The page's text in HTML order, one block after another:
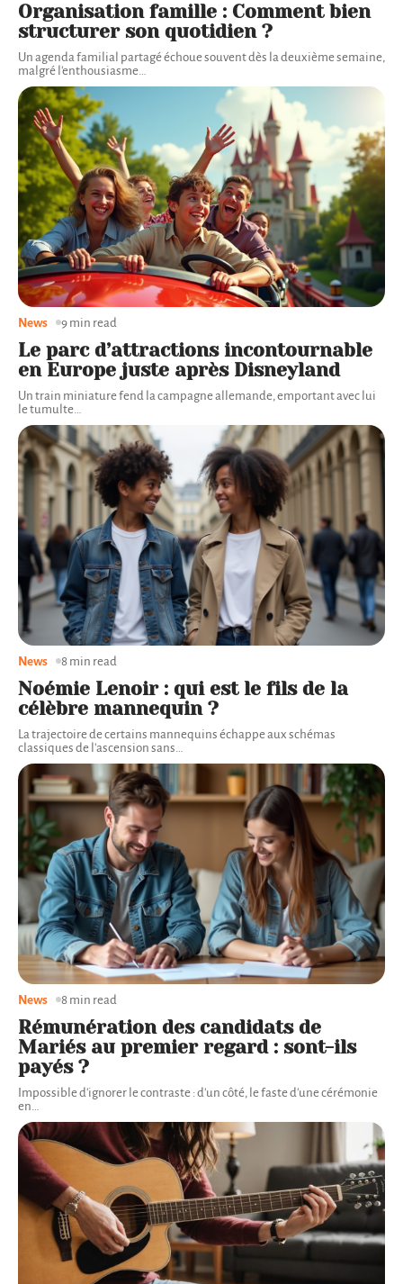
Organisation famille : Comment bien
structurer son quotidien ?
Un agenda familial partagé échoue souvent dès la deuxième semaine,
malgré l'enthousiasme…
Le parc d’attractions incontournable
en Europe juste après Disneyland
Un train miniature fend la campagne allemande, emportant avec lui
le tumulte
News 9 min read
Noémie Lenoir : qui est le fils de la
célèbre mannequin ?
La trajectoire de certains mannequins échappe aux schémas
classiques de l'ascension sans
News 8 min read
Rémunération des candidats de
Mariés au premier regard : sont-ils
payés ?
Impossible d'ignorer le contraste : d'un côté, le faste d'une cérémonie
en
News 8 min read